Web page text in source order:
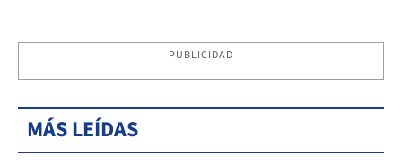
PUBLICIDAD
MÁS LEÍDAS